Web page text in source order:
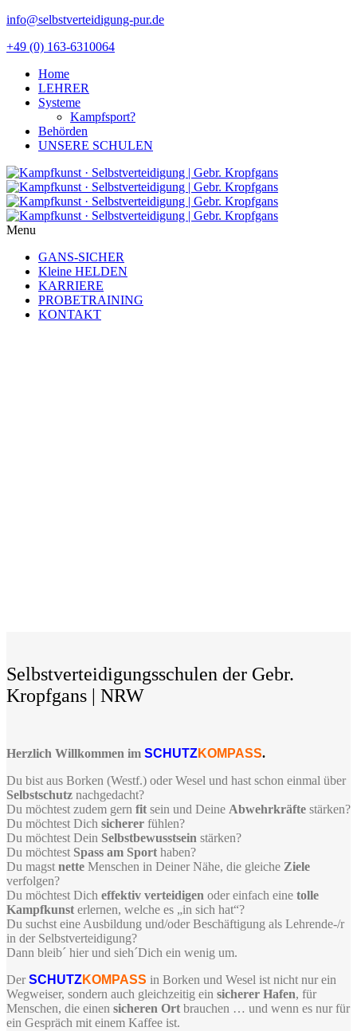
info@selbstverteidigung-pur.de
+49 (0) 163-6310064
Home
LEHRER
Systeme
Kampfsport?
Behörden
UNSERE SCHULEN
Menu
GANS-SICHER
Kleine HELDEN
KARRIERE
PROBETRAINING
KONTAKT
Selbstverteidigungsschulen der Gebr.
Kropfgans | NRW
Herzlich Willkommen im SCHUTZKOMPASS.
Du bist aus Borken (Westf.) oder Wesel und hast schon einmal über
Selbstschutz nachgedacht?
Du möchtest zudem gern fit sein und Deine Abwehrkräfte stärken?
Du möchtest Dich sicherer fühlen?
Du möchtest Dein Selbstbewusstsein stärken?
Du möchtest Spass am Sport haben?
Du magst nette Menschen in Deiner Nähe, die gleiche Ziele
verfolgen?
Du möchtest Dich effektiv verteidigen oder einfach eine tolle
Kampfkunst erlernen, welche es „in sich hat“?
Du suchst eine Ausbildung und/oder Beschäftigung als Lehrende-/r
in der Selbstverteidigung?
Dann bleib´ hier und sieh´Dich ein wenig um.
DerSCHUTZKOMPASS in Borken und Wesel ist nicht nur ein
Wegweiser, sondern auch gleichzeitig ein sicherer Hafen, für
Menschen, die einen sicheren Ort brauchen … und wenn es nur für
ein Gespräch mit einem Kaffee ist.